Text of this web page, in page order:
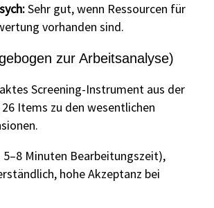
Sehr gut, wenn Ressourcen für
vorhanden sind.
zur Arbeitsanalyse)
Screening-Instrument aus der
26 Items zu den wesentlichen
5–8 Minuten Bearbeitungszeit),
hohe Akzeptanz bei